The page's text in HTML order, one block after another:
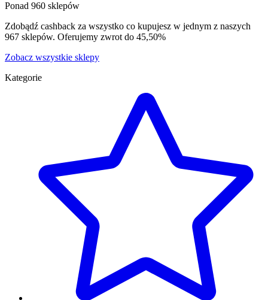
Ponad 960 sklepów
Zdobądź cashback za wszystko co kupujesz w jednym z naszych
967 sklepów. Oferujemy zwrot do 45,50%
Zobacz wszystkie sklepy
Kategorie